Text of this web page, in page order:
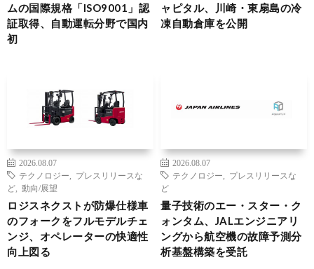
ムの国際規格「ISO9001」認
証取得、自動運転分野で国内
初
ャピタル、川崎・東扇島の冷
凍自動倉庫を公開
2026.08.07
テクノロジー
プレスリリースな
ど
動向/展望
ロジスネクストが防爆仕様車
のフォークをフルモデルチェ
ンジ、オペレーターの快適性
向上図る
2026.08.07
テクノロジー
プレスリリースな
ど
量子技術のエー・スター・ク
ォンタム、JALエンジニアリ
ングから航空機の故障予測分
析基盤構築を受託